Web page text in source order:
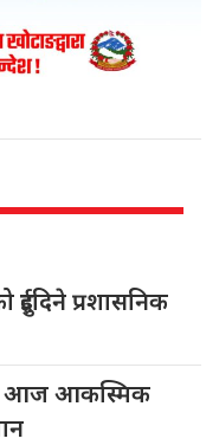
दुईदिने प्रशासनिक
आज आकस्मिक